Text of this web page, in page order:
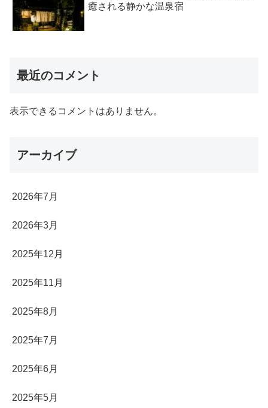
癒される静かな温泉宿
最近のコメント
表示できるコメントはありません。
アーカイブ
2026年7月
2026年3月
2025年12月
2025年11月
2025年8月
2025年7月
2025年6月
2025年5月